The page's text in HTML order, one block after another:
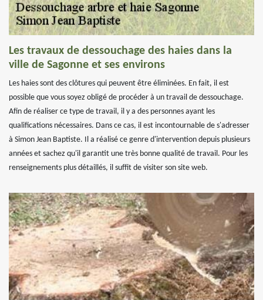
Les travaux de dessouchage des haies dans la
ville de Sagonne et ses environs
Les haies sont des clôtures qui peuvent être éliminées. En fait, il est
possible que vous soyez obligé de procéder à un travail de dessouchage.
Afin de réaliser ce type de travail, il y a des personnes ayant les
qualifications nécessaires. Dans ce cas, il est incontournable de s'adresser
à Simon Jean Baptiste. Il a réalisé ce genre d'intervention depuis plusieurs
années et sachez qu'il garantit une très bonne qualité de travail. Pour les
renseignements plus détaillés, il suffit de visiter son site web.